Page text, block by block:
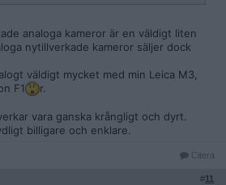
analoga kameror är en väldigt liten
nytillverkade kameror säljer dock
väldigt mycket med min Leica M3,
F1
r.
vara ganska krångligt och dyrt.
billigare och enklare.
Citera
#11